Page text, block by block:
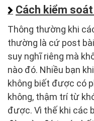
Cách kiểm
Thông thường khi
thường là cứ post
suy nghĩ riêng mà
nào đó. Nhiều bạn
không biết được có
không, thậm trí từ
được. Vì thế khi các